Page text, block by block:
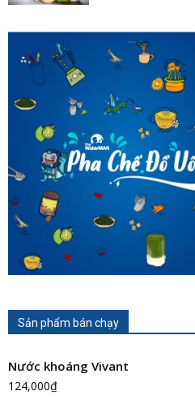
Sản phẩm bán chạy
Nước khoáng Vivant
124,000₫